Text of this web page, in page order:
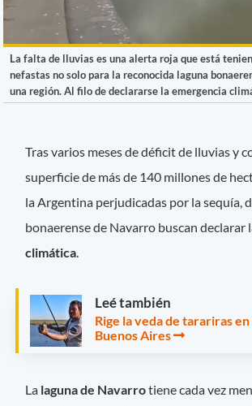
La falta de lluvias es una alerta roja que está
nefastas no solo para la reconocida laguna
una región. Al filo de declararse la emergencia
Tras varios meses de déficit de lluvias y
superficie de más de 140 millones de
la Argentina perjudicadas por la sequía,
bonaerense de Navarro buscan declarar
climática
Leé también
Rige la veda de tarariras
Buenos Aires
La laguna de Navarrotiene cada vez